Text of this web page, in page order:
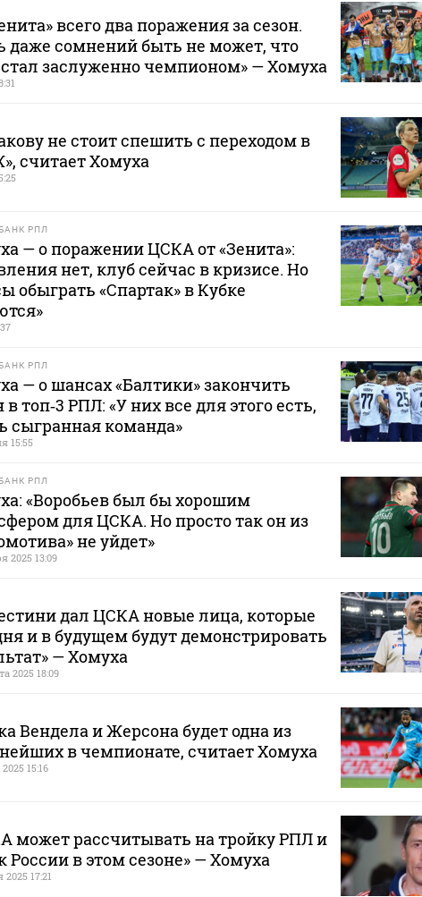
всего два поражения за сезон.
даже сомнений быть не может, что
заслуженно чемпионом» — Хомуха
не стоит спешить с переходом в
считает Хомуха
РПЛ
— о поражении ЦСКА от «Зенита»:
нет, клуб сейчас в кризисе. Но
обыграть «Спартак» в Кубке
РПЛ
— о шансах «Балтики» закончить
в топ‑3 РПЛ: «У них все для этого есть,
сыгранная команда»
15:55
РПЛ
«Воробьев был бы хорошим
для ЦСКА. Но просто так он из
не уйдет»
2025 13:09
дал ЦСКА новые лица, которые
и в будущем будут демонстрировать
— Хомуха
2025 18:09
Вендела и Жерсона будет одна из
в чемпионате, считает Хомуха
15:16
может рассчитывать на тройку РПЛ и
России в этом сезоне» — Хомуха
17:21